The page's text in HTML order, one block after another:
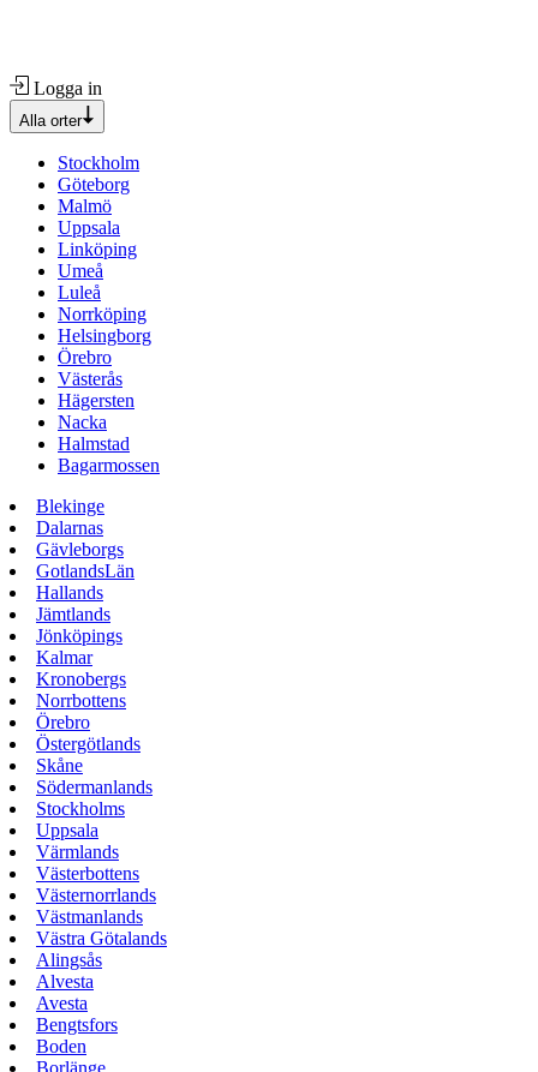
Logga in
Alla orter
Stockholm
Göteborg
Malmö
Uppsala
Linköping
Umeå
Luleå
Norrköping
Helsingborg
Örebro
Västerås
Hägersten
Nacka
Halmstad
Bagarmossen
Blekinge
Dalarnas
Gävleborgs
GotlandsLän
Hallands
Jämtlands
Jönköpings
Kalmar
Kronobergs
Norrbottens
Örebro
Östergötlands
Skåne
Södermanlands
Stockholms
Uppsala
Värmlands
Västerbottens
Västernorrlands
Västmanlands
Västra Götalands
Alingsås
Alvesta
Avesta
Bengtsfors
Boden
Borlänge